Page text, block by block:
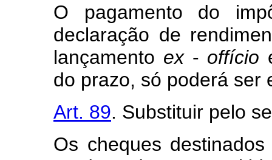
O pagamento do
declaração de
lançamento ex- offício
do prazo, só poderá ser
Art. 89. Substituir pelo
Os cheques